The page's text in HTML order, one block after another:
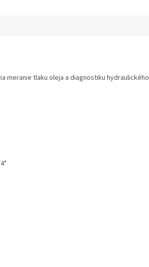
meranie tlaku oleja a diagnostiku hydraulického